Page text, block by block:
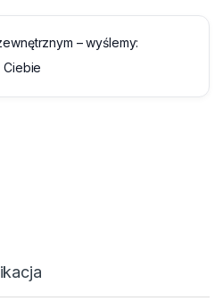
– wyślemy:
Ciebie
Kategoria 7 Szary Lanberg